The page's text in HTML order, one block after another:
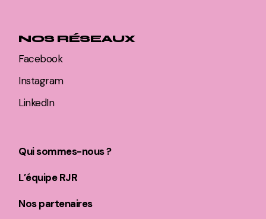
NOS RÉSEAUX
Facebook
Instagram
LinkedIn
Qui sommes-nous ?
L’équipe RJR
Nos partenaires